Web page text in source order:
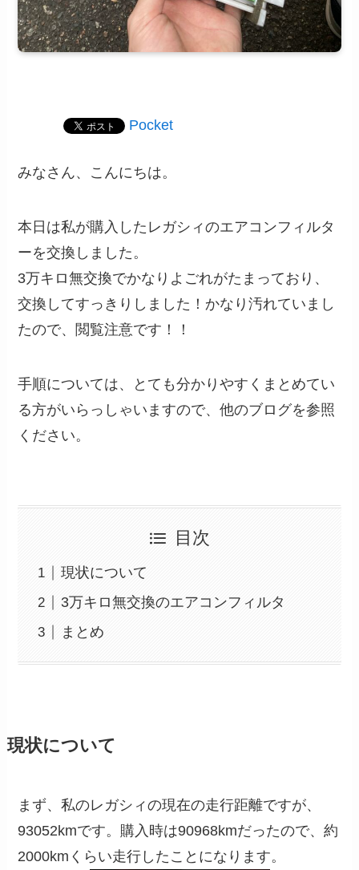
Pocket
みなさん、こんにちは。
本日は私が購入したレガシィのエアコンフィルタ
ーを交換しました。
3万キロ無交換でかなりよごれがたまっており、
交換してすっきりしました！かなり汚れていまし
たので、閲覧注意です！！
手順については、とても分かりやすくまとめてい
る方がいらっしゃいますので、他のブログを参照
ください。
目次
現状について
3万キロ無交換のエアコンフィルタ
まとめ
現状について
まず、私のレガシィの現在の走行距離ですが、
93052kmです。購入時は90968kmだったので、約
2000kmくらい走行したことになります。